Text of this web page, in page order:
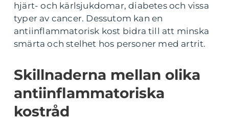
hjärt- och kärlsjukdomar, diabetes och vissa
typer av cancer. Dessutom kan en
antiinflammatorisk kost bidra till att minska
smärta och stelhet hos personer med artrit.
Skillnaderna mellan olika
antiinflammatoriska
kostråd